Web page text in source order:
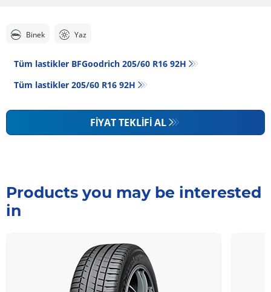
Binek Yaz
Tüm lastikler BFGoodrich 205/60 R16 92H
Tüm lastikler‎ 205/60 R16 92H
FIYAT TEKLIFI AL
Products you may be interested
in